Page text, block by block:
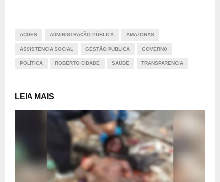
AÇÕES ADMINISTRAÇÃO PÚBLICA AMAZONAS
ASSISTENCIA SOCIAL GESTÃO PÚBLICA GOVERNO
POLÍTICA ROBERTO CIDADE SAÚDE TRANSPARENCIA
LEIA MAIS